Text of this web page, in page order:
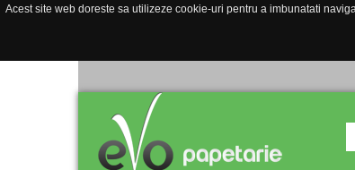
Acest site web doreste sa utilizeze cookie-uri pentru a imbunatati